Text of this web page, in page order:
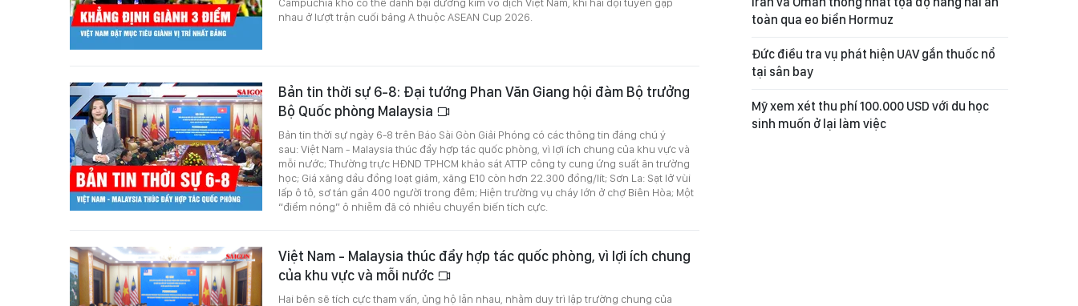
nhau ở lượt trận cuối bảng A thuộc ASEAN Cup 2026.
Bản tin thời sự 6-8: Đại tướng Phan Văn Giang hội đàm Bộ trưởng
Bộ Quốc phòng Malaysia
Bản tin thời sự ngày 6-8 trên Báo Sài Gòn Giải Phóng có các thông tin đáng chú ý
sau: Việt Nam - Malaysia thúc đẩy hợp tác quốc phòng, vì lợi ích chung của khu vực và
mỗi nước; Thường trực HĐND TPHCM khảo sát ATTP công ty cung ứng suất ăn trường
học; Giá xăng dầu đồng loạt giảm, xăng E10 còn hơn 22.300 đồng/lít; Sơn La: Sạt lở vùi
lấp ô tô, sơ tán gần 400 người trong đêm; Hiện trường vụ cháy lớn ở chợ Biên Hòa; Một
“điểm nóng” ô nhiễm đã có nhiều chuyển biến tích cực.
Việt Nam - Malaysia thúc đẩy hợp tác quốc phòng, vì lợi ích chung
của khu vực và mỗi nước
Hai bên sẽ tích cực tham vấn, ủng hộ lẫn nhau, nhằm duy trì lập trường chung của
toàn qua eo biển Hormuz
Đức điều tra vụ phát hiện UAV gắn thuốc nổ
tại sân bay
Mỹ xem xét thu phí 100.000 USD với du học
sinh muốn ở lại làm việc